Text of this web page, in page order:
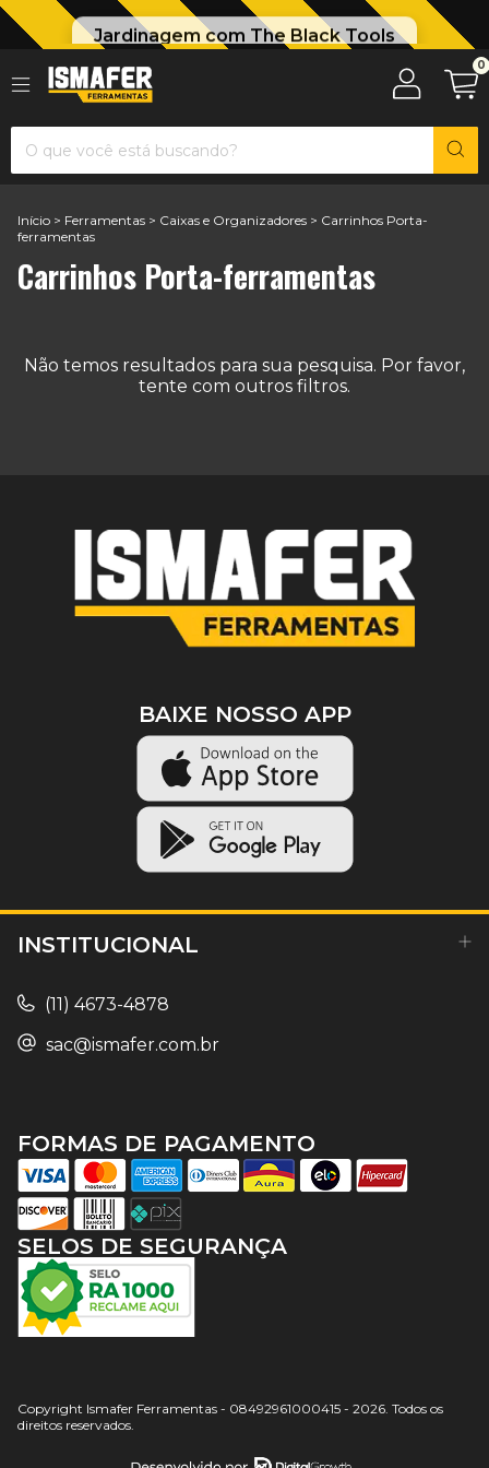
Jardinagem com The Black Tools
0
Início > Ferramentas > Caixas e Organizadores > Carrinhos Porta-
ferramentas
Carrinhos Porta-ferramentas
Não temos resultados para sua pesquisa. Por favor,
tente com outros filtros.
INSTITUCIONAL
(11) 4673-4878
sac@ismafer.com.br
BAIXE NOSSO APP
SELOS DE SEGURANÇA
FORMAS DE PAGAMENTO
Copyright Ismafer Ferramentas - 08492961000415 - 2026. Todos os
direitos reservados.